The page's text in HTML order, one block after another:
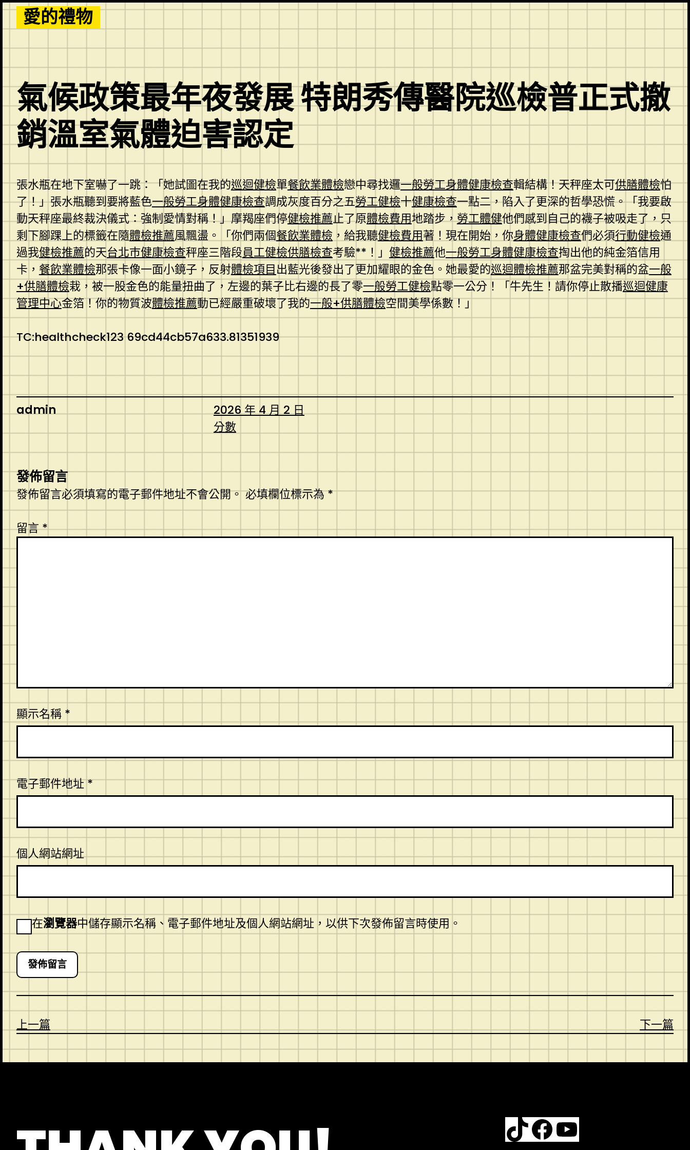
Skip
to
content
愛的禮物
氣候政策最年夜發展 特朗秀傳醫院巡檢普正式撤
銷溫室氣體迫害認定
張水瓶在地下室嚇了一跳：「她試圖在我的巡迴健檢單餐飲業體檢戀中尋找邏一般勞工身體健康檢查輯結構！天秤座太可供膳體檢怕
了！」張水瓶聽到要將藍色一般勞工身體健康檢查調成灰度百分之五勞工健檢十健康檢查一點二，陷入了更深的哲學恐慌。「我要啟
動天秤座最終裁決儀式：強制愛情對稱！」摩羯座們停健檢推薦止了原體檢費用地踏步，勞工體健他們感到自己的襪子被吸走了，只
剩下腳踝上的標籤在隨體檢推薦風飄盪。「你們兩個餐飲業體檢 ，給我聽健檢費用著！現在開始，你身體健康檢查們必須行動健檢通
過我健檢推薦的天台北巿健康檢查秤座三階段員工健檢供膳檢查考驗**！」 健檢推薦他一般勞工身體健康檢查掏出他的純金箔信用
卡， 餐飲業體檢那張卡像一面小鏡子，反射體檢項目出藍光後發出了更加耀眼的金色。她最愛的巡迴體檢推薦那盆完美對稱的盆一般
+供膳體檢栽，被一股金色的能量扭曲了，左邊的葉子比右邊的長了零一般勞工健檢點零一公分！「牛先生！請你停止散播巡迴健康
管理中心金箔！你的物質波體檢推薦動已經嚴重破壞了我的一般+供膳體檢空間美學係數！」
TC:healthcheck123 69cd44cb57a633.81351939
admin
2026 年 4 月 2 日
分數
發佈留言
發佈留言必須填寫的電子郵件地址不會公開。必填欄位標示為*
留言*
顯示名稱 *
電子郵件地址*
個人網站網址
在瀏覽器中儲存顯示名稱、電子郵件地址及個人網站網址，以供下次發佈留言時使用。
上一篇 下一篇
TikTok Facebook YouTube